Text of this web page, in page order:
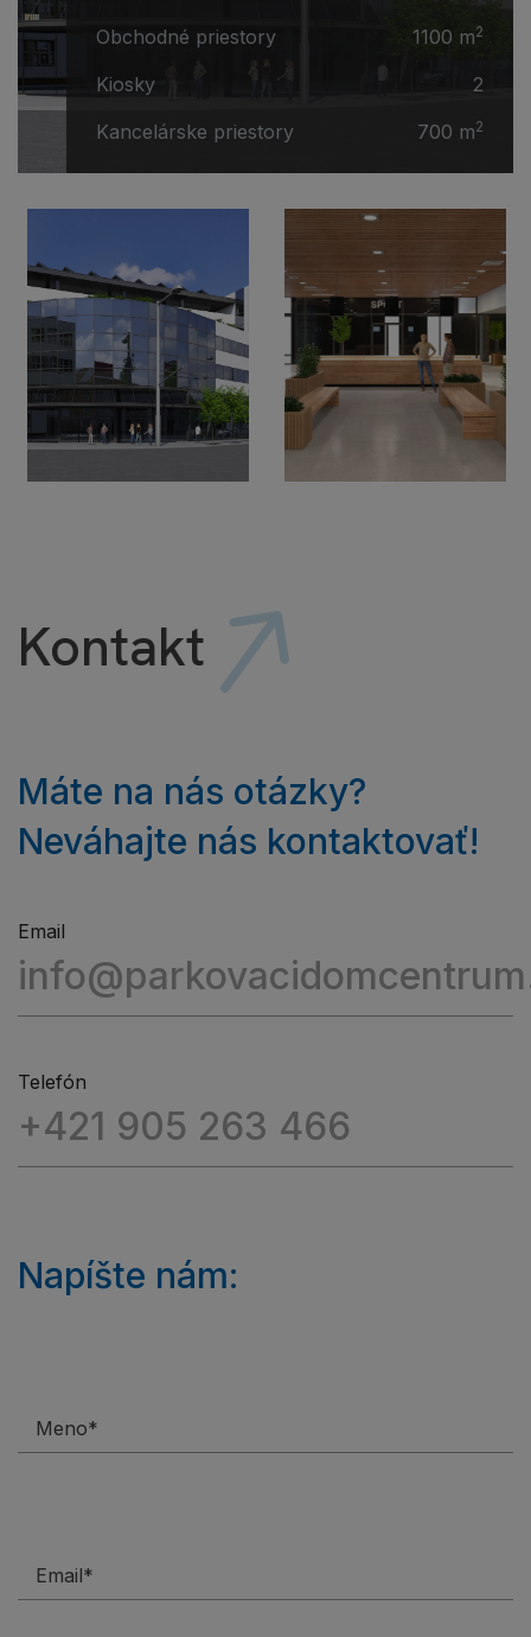
Obchodné priestory
1100 m2
Kiosky
2
Kancelárske priestory
700 m2
Kontakt
Máte na nás otázky?
Neváhajte nás kontaktovať!
Email
Telefón
+421 905 263 466
Napíšte nám: